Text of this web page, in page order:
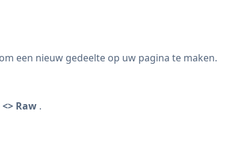
een nieuw gedeelte op uw pagina te maken.
<> Raw .